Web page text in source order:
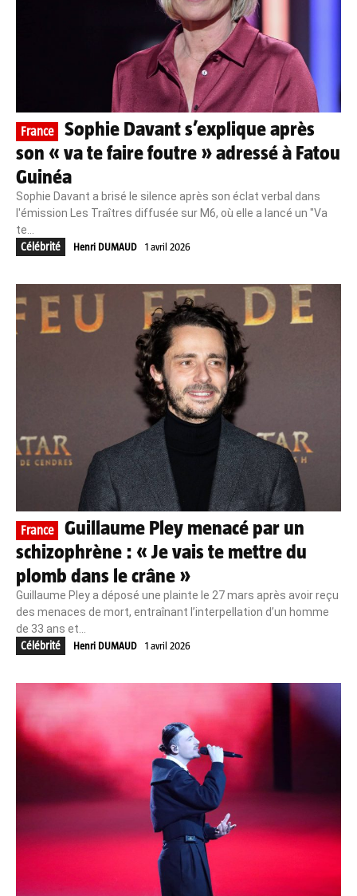
France
Sophie Davant s’explique après
son « va te faire foutre » adressé à Fatou
Guinéa
Sophie Davant a brisé le silence après son éclat verbal dans
l'émission Les Traîtres diffusée sur M6, où elle a lancé un "Va
te...
Célébrité
Henri DUMAUD 1 avril 2026
France
Guillaume Pley menacé par un
schizophrène : « Je vais te mettre du
plomb dans le crâne »
Guillaume Pley a déposé une plainte le 27 mars après avoir reçu
des menaces de mort, entraînant l’interpellation d’un homme
de 33 ans et...
Célébrité
Henri DUMAUD 1 avril 2026